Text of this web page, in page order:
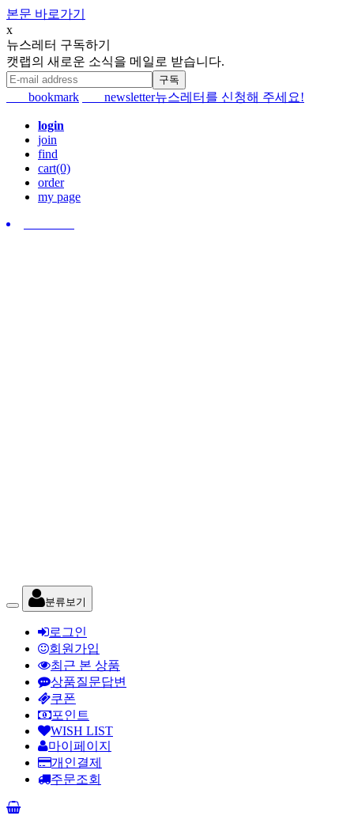
본문 바로가기
x
뉴스레터 구독하기
캣랩의 새로운 소식을 메일로 받습니다.
bookmark newsletter뉴스레터를 신청해 주세요!
login
join
find
cart(0)
order
my page
분류보기
로그인
회원가입
최근 본 상품
상품질문답변
쿠폰
포인트
WISH LIST
마이페이지
개인결제
주문조회